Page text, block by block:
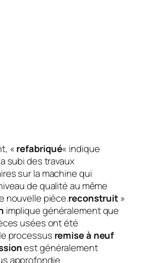
«refabriqué« indique
subi des travaux
sur la machine qui
de qualité au même
nouvelle pièce.reconstruit»
implique généralement que
usées ont été
processus remise à neuf
est généralement
approfondie.